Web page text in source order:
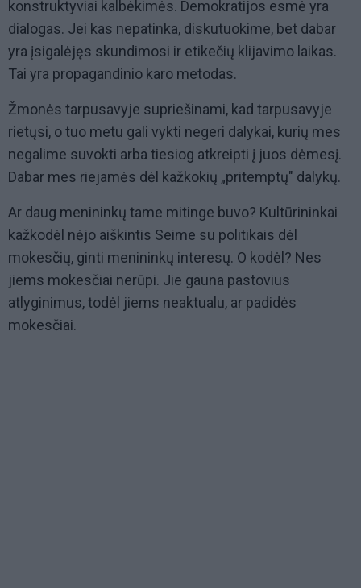
konstruktyviai kalbėkimės. Demokratijos esmė yra
dialogas. Jei kas nepatinka, diskutuokime, bet dabar
yra įsigalėjęs skundimosi ir etikečių klijavimo laikas.
Tai yra propagandinio karo metodas.
Žmonės tarpusavyje supriešinami, kad tarpusavyje
rietųsi, o tuo metu gali vykti negeri dalykai, kurių mes
negalime suvokti arba tiesiog atkreipti į juos dėmesį.
Dabar mes riejamės dėl kažkokių „pritemptų" dalykų.
Ar daug menininkų tame mitinge buvo? Kultūrininkai
kažkodėl nėjo aiškintis Seime su politikais dėl
mokesčių, ginti menininkų interesų. O kodėl? Nes
jiems mokesčiai nerūpi. Jie gauna pastovius
atlyginimus, todėl jiems neaktualu, ar padidės
mokesčiai.